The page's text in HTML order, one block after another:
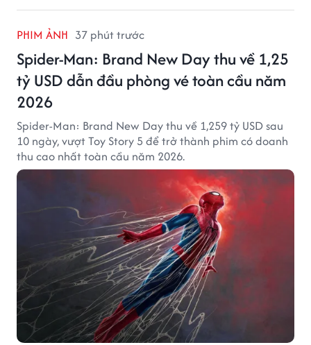
PHIM ẢNH 37 phút trước
Spider-Man: Brand New Day thu về 1,25
tỷ USD dẫn đầu phòng vé toàn cầu năm
2026
Spider-Man: Brand New Day thu về 1,259 tỷ USD sau
10 ngày, vượt Toy Story 5 để trở thành phim có doanh
thu cao nhất toàn cầu năm 2026.